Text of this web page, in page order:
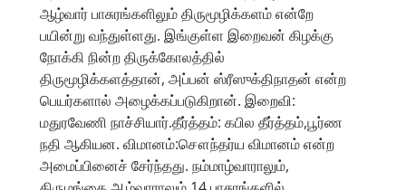
ஆழ்வார் பாசுரங்களிலும் திருமூழிக்களம் என்றே
பயின்று வந்துள்ளது. இங்குள்ள இறைவன் கிழக்கு
நோக்கி நின்ற திருக்கோலத்தில்
திருமூழிக்களத்தான், அப்பன் ஸ்ரீஸுக்திநாதன் என்ற
பெயர்களால் அழைக்கப்படுகிறான். இறைவி:
மதுரவேணி நாச்சியார்.தீர்த்தம்: கபில தீர்த்தம்,பூர்ண
நதி ஆகியன. விமானம்:சௌந்தர்ய விமானம் என்ற
அமைப்பினைச் சேர்ந்தது. நம்மாழ்வாராலும்,